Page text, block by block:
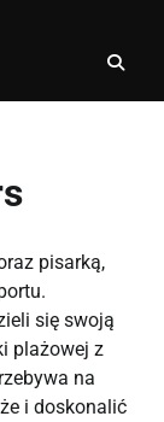
pisarką,
się swoją
plażowej z
na
i doskonalić